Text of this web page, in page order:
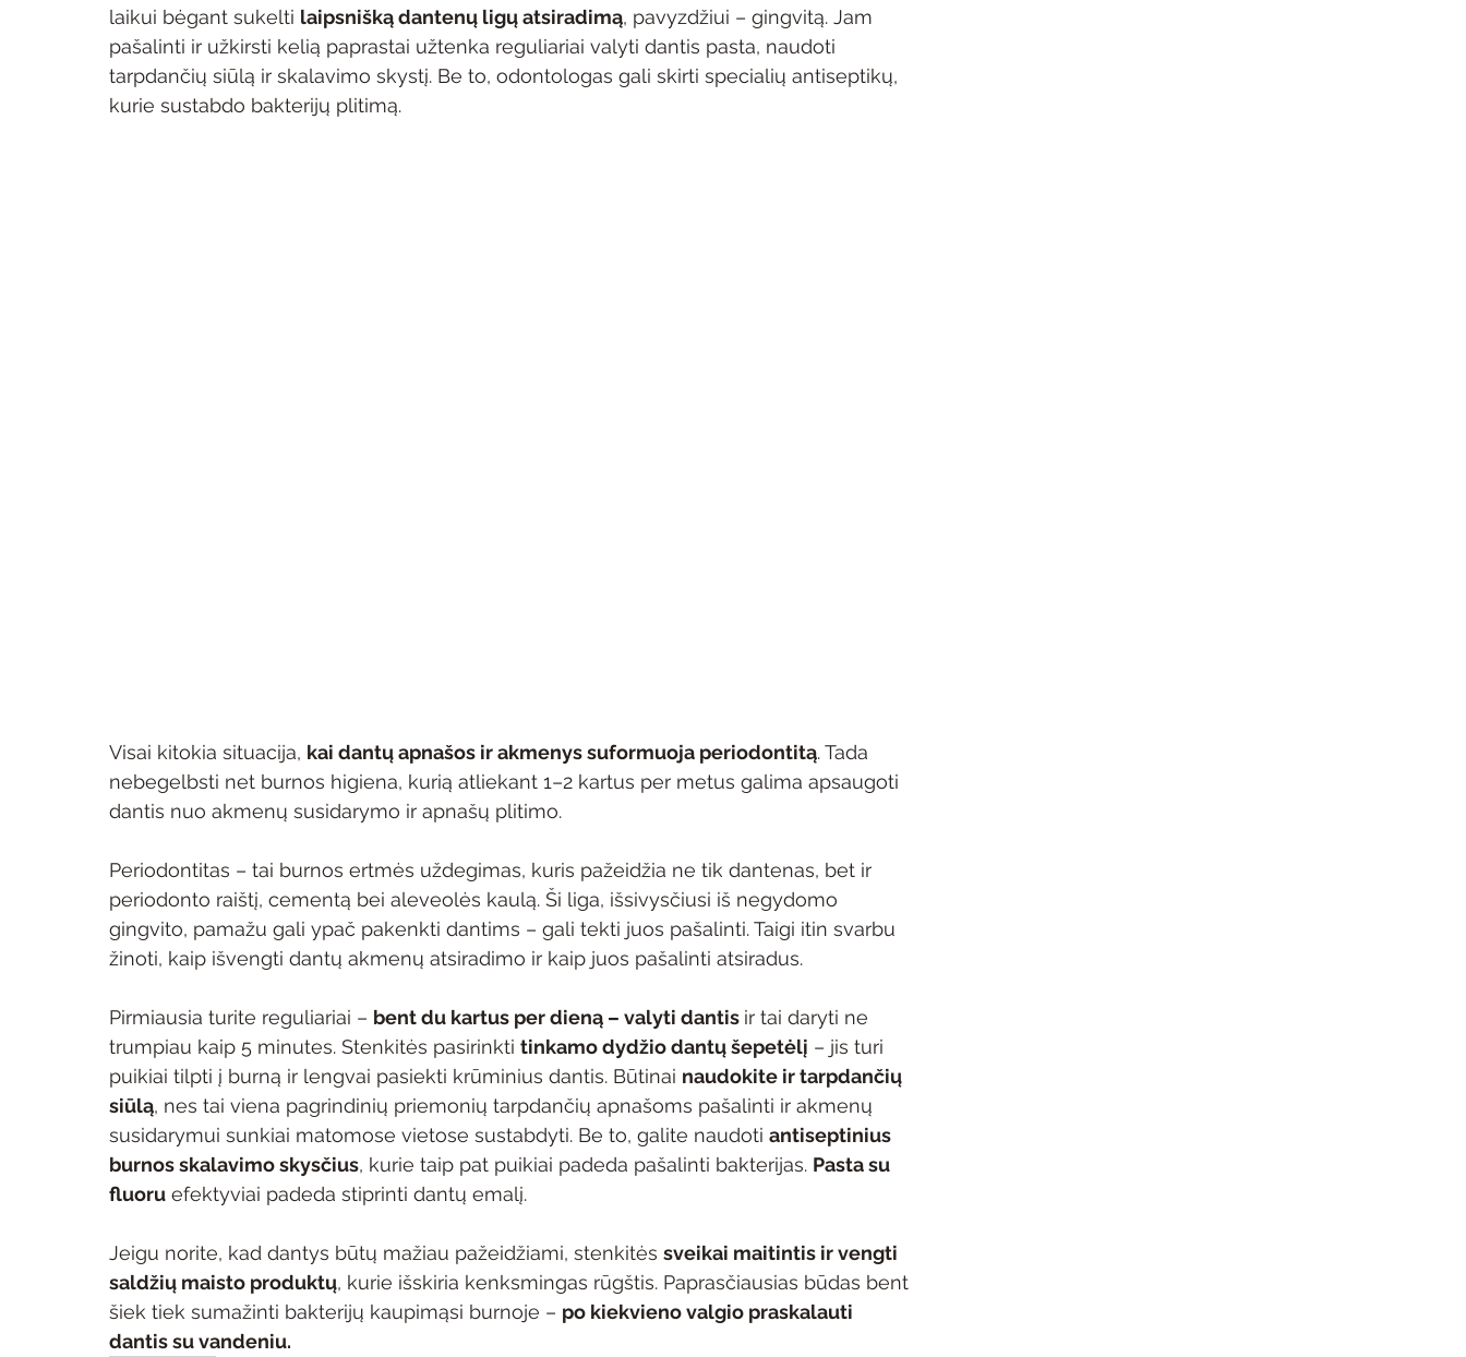
laikui bėgant sukelti laipsnišką dantenų ligų atsiradimą, pavyzdžiui – gingvitą. Jam
pašalinti ir užkirsti kelią paprastai užtenka reguliariai valyti dantis pasta, naudoti
tarpdančių siūlą ir skalavimo skystį. Be to, odontologas gali skirti specialių antiseptikų,
kurie sustabdo bakterijų plitimą.
Visai kitokia situacija, kai dantų apnašos ir akmenys suformuoja periodontitą. Tada
nebegelbsti net burnos higiena, kurią atliekant 1–2 kartus per metus galima apsaugoti
dantis nuo akmenų susidarymo ir apnašų plitimo.
Periodontitas – tai burnos ertmės uždegimas, kuris pažeidžia ne tik dantenas, bet ir
periodonto raištį, cementą bei aleveolės kaulą. Ši liga, išsivysčiusi iš negydomo
gingvito, pamažu gali ypač pakenkti dantims – gali tekti juos pašalinti. Taigi itin svarbu
žinoti, kaip išvengti dantų akmenų atsiradimo ir kaip juos pašalinti atsiradus.
Pirmiausia turite reguliariai – bent du kartus per dieną – valyti dantis ir tai daryti ne
trumpiau kaip 5 minutes. Stenkitės pasirinkti tinkamo dydžio dantų šepetėlį – jis turi
puikiai tilpti į burną ir lengvai pasiekti krūminius dantis. Būtinai naudokite ir tarpdančių
siūlą, nes tai viena pagrindinių priemonių tarpdančių apnašoms pašalinti ir akmenų
susidarymui sunkiai matomose vietose sustabdyti. Be to, galite naudoti antiseptinius
burnos skalavimo skysčius, kurie taip pat puikiai padeda pašalinti bakterijas. Pasta su
fluoru efektyviai padeda stiprinti dantų emalį.
Jeigu norite, kad dantys būtų mažiau pažeidžiami, stenkitės sveikai maitintis ir vengti
saldžių maisto produktų, kurie išskiria kenksmingas rūgštis. Paprasčiausias būdas bent
šiek tiek sumažinti bakterijų kaupimąsi burnoje – po kiekvieno valgio praskalauti
dantis su vandeniu.